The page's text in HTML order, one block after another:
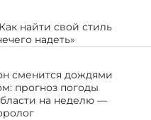
найти свой стиль
надеть»
сменится дождями
прогноз погоды
на неделю —